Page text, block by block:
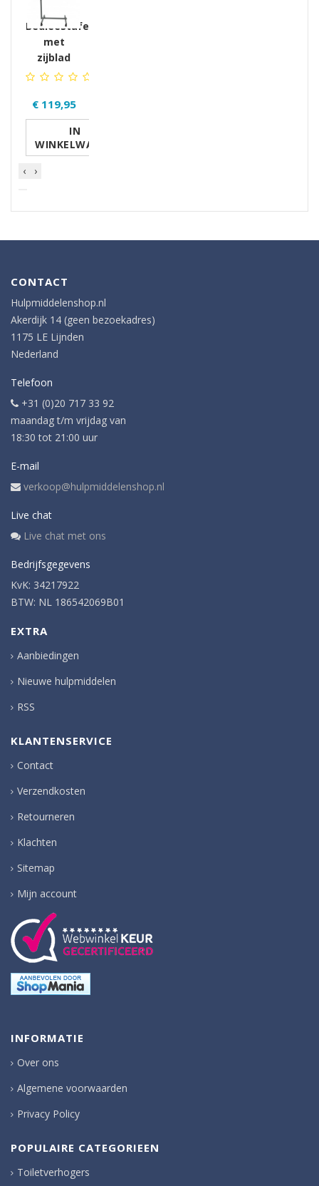
Bedleestafel
met
zijblad
€ 119,95
IN
WINKELWAGEN
‹
›
CONTACT
Hulpmiddelenshop.nl
Akerdijk 14 (geen bezoekadres)
1175 LE Lijnden
Nederland
Telefoon
+31 (0)20 717 33 92
maandag t/m vrijdag van
18:30 tot 21:00 uur
E-mail
verkoop@hulpmiddelenshop.nl
Live chat
Live chat met ons
Bedrijfsgegevens
KvK: 34217922
BTW: NL 186542069B01
EXTRA
Aanbiedingen
Nieuwe hulpmiddelen
RSS
KLANTENSERVICE
Contact
Verzendkosten
Retourneren
Klachten
Sitemap
Mijn account
INFORMATIE
Over ons
Algemene voorwaarden
Privacy Policy
POPULAIRE CATEGORIEEN
Toiletverhogers